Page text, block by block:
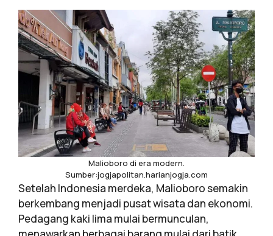
Malioboro di era modern.
Sumber:jogjapolitan.harianjogja.com
Setelah Indonesia merdeka, Malioboro semakin
berkembang menjadi pusat wisata dan ekonomi.
Pedagang kaki lima mulai bermunculan,